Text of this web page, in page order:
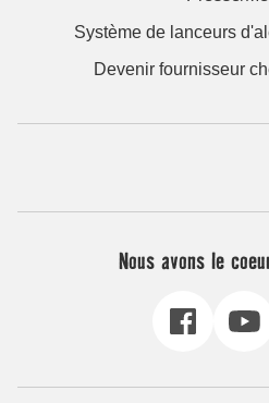
Système de lanceurs
Devenir fournisseur
Nous avons le